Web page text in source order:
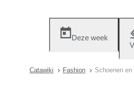
Deze week
Catawiki Fashion Schoenen en